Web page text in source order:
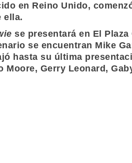
en Reino Unido,
ella.
se presentará en El
se encuentran Mike
hasta su última
Moore, Gerry Leonard ,